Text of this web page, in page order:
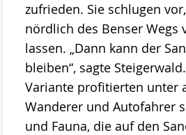
zufrieden. Sie schlugen
nördlich des Benser Wegs
lassen. „Dann kann der
bleiben“, sagte
Variante profitierten unter
Wanderer und Autofahrer
und Fauna, die auf den